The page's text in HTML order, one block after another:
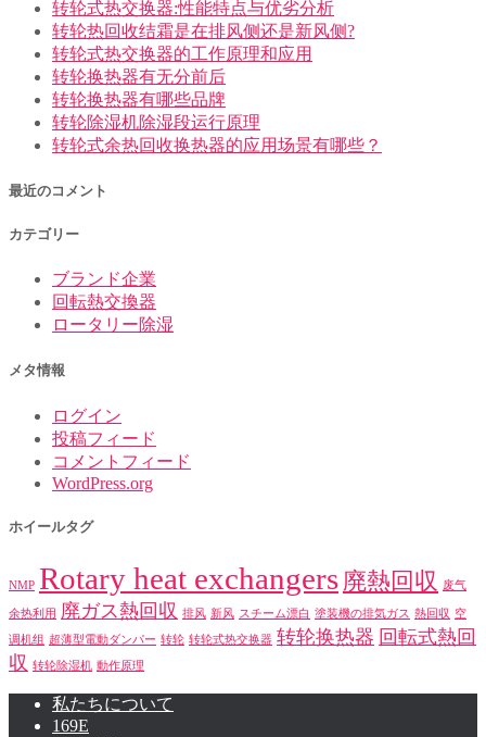
转轮式热交换器:性能特点与优劣分析
转轮热回收结霜是在排风侧还是新风侧?
转轮式热交换器的工作原理和应用
转轮换热器有无分前后
转轮换热器有哪些品牌
转轮除湿机除湿段运行原理
转轮式余热回收换热器的应用场景有哪些？
最近のコメント
カテゴリー
ブランド企業
回転熱交換器
ロータリー除湿
メタ情報
ログイン
投稿フィード
コメントフィード
WordPress.org
ホイールタグ
NMP Rotary heat exchangers 廃熱回収 废气
余热利用 廃ガス熱回収 排风 新风 スチーム漂白 塗装機の排気ガス 熱回収 空
调机组 超薄型電動ダンパー 转轮 转轮式热交换器 转轮换热器 回転式熱回
収
转轮除湿机 動作原理
私たちについて
169E